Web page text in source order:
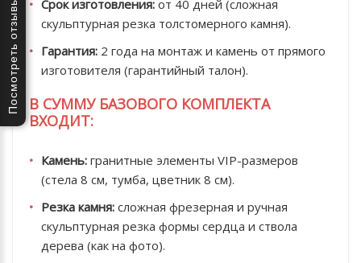
Посмотреть отзывы Срок изготовления: от 40 дней (сложная
скульптурная резка толстомерного камня).
Гарантия: 2 года на монтаж и камень от прямого
изготовителя (гарантийный талон).
В СУММУ БАЗОВОГО КОМПЛЕКТА
ВХОДИТ:
Камень: гранитные элементы VIP-размеров
(стела 8 см, тумба, цветник 8 см).
Резка камня: сложная фрезерная и ручная
скульптурная резка формы сердца и ствола
дерева (как на фото).